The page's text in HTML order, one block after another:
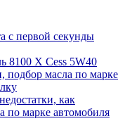
с первой секунды
8100 X Cess 5W40
подбор масла по марке
как
по марке автомобиля